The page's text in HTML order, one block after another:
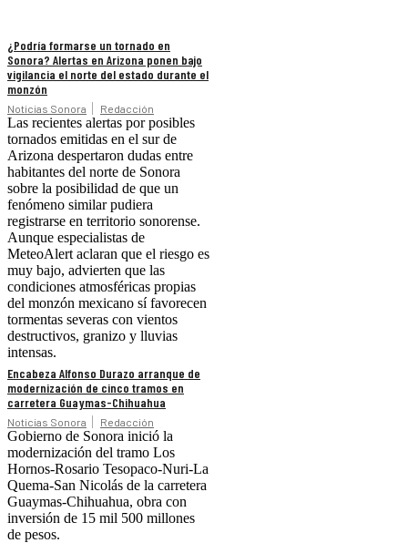
¿Podría formarse un tornado en
Sonora? Alertas en Arizona ponen bajo
vigilancia el norte del estado durante el
monzón
Noticias Sonora Redacción
Las recientes alertas por posibles
tornados emitidas en el sur de
Arizona despertaron dudas entre
habitantes del norte de Sonora
sobre la posibilidad de que un
fenómeno similar pudiera
registrarse en territorio sonorense.
Aunque especialistas de
MeteoAlert aclaran que el riesgo es
muy bajo, advierten que las
condiciones atmosféricas propias
del monzón mexicano sí favorecen
tormentas severas con vientos
destructivos, granizo y lluvias
intensas.
Encabeza Alfonso Durazo arranque de
modernización de cinco tramos en
carretera Guaymas-Chihuahua
Noticias Sonora Redacción
Gobierno de Sonora inició la
modernización del tramo Los
Hornos-Rosario Tesopaco-Nuri-La
Quema-San Nicolás de la carretera
Guaymas-Chihuahua, obra con
inversión de 15 mil 500 millones
de pesos.